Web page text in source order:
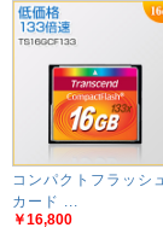
コンパクトフラッシ
カード ...
￥16,800